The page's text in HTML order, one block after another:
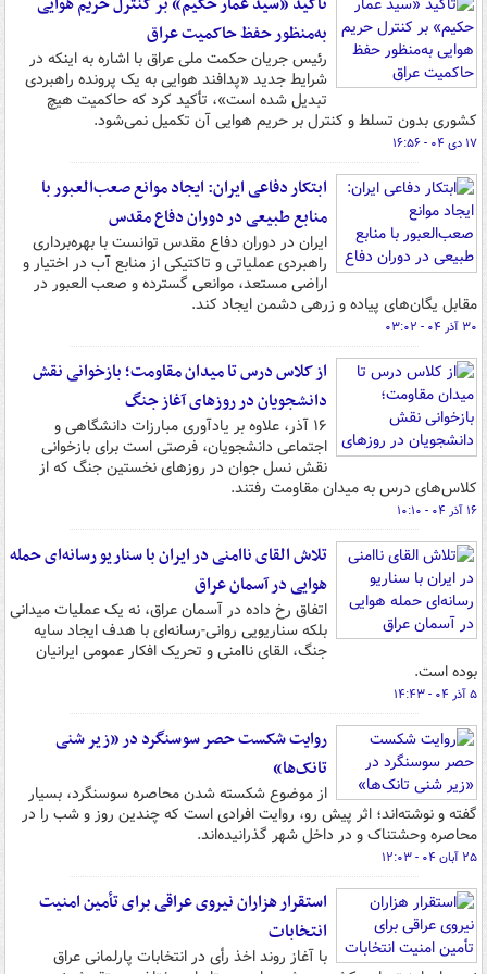
به‌منظور حفظ حاکمیت عراق
رئیس جریان حکمت ملی عراق با اشاره به اینکه در
شرایط جدید «پدافند هوایی به یک پرونده راهبردی
تبدیل شده است»، تأکید کرد که حاکمیت هیچ
کشوری بدون تسلط و کنترل بر حریم هوایی آن تکمیل نمی‌شود.
۱۷ دی ۰۴ - ۱۶:۵۶
ابتکار دفاعی ایران: ایجاد موانع صعب‌العبور با
منابع طبیعی در دوران دفاع مقدس
ایران در دوران دفاع مقدس توانست با بهره‌برداری
راهبردی عملیاتی و تاکتیکی از منابع آب در اختیار و
اراضی مستعد، موانعی گسترده و صعب العبور در
مقابل یگان‌های پیاده و زرهی دشمن ایجاد کند.
۳۰ آذر ۰۴ - ۰۳:۰۲
از کلاس درس تا میدان مقاومت؛ بازخوانی نقش
دانشجویان در روزهای آغاز جنگ
۱۶ آذر، علاوه بر یادآوری مبارزات دانشگاهی و
اجتماعی دانشجویان، فرصتی است برای بازخوانی
نقش نسل جوان در روزهای نخستین جنگ که از
کلاس‌های درس به میدان مقاومت رفتند.
۱۶ آذر ۰۴ - ۱۰:۱۰
تلاش القای ناامنی در ایران با سناریو رسانه‌ای حمله
هوایی در آسمان عراق
اتفاق رخ داده در آسمان عراق، نه یک عملیات میدانی
بلکه سناریویی روانی-رسانه‌ای با هدف ایجاد سایه
جنگ، القای ناامنی و تحریک افکار عمومی ایرانیان
بوده است.
۵ آذر ۰۴ - ۱۴:۴۳
روایت شکست حصر سوسنگرد در «زیر شنی
تانک‌ها»
از موضوع شکسته شدن محاصره سوسنگرد، بسیار
گفته و نوشته‌اند؛ اثر پیش رو، روایت افرادی است که چندین روز و شب را در
محاصره وحشتناک و در داخل شهر گذرانیده‌اند.
۲۵ آبان ۰۴ - ۱۲:۰۳
استقرار هزاران نیروی عراقی برای تأمین امنیت
انتخابات
با آغاز روند اخذ رأی در انتخابات پارلمانی عراق